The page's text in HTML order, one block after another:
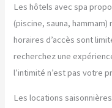
Les hôtels avec spa
(piscine, sauna,
horaires d’accès sont
recherchez une
l’intimité n’est pas votre
Les locations